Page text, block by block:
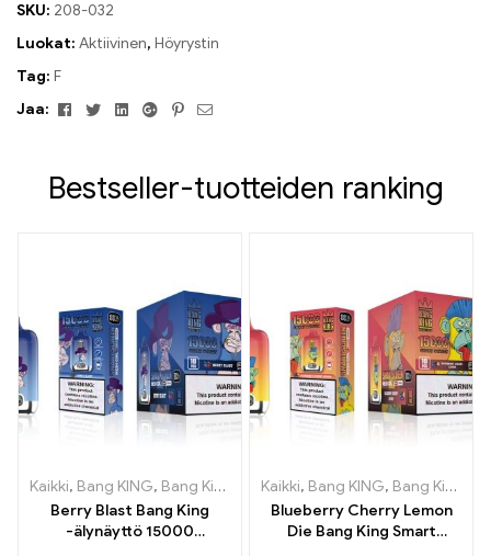
SKU: 208-032
Luokat: Aktiivinen, Höyrystin
Tag: F
Jaa:
FacebookViserrysLinkedinGoogle+Pinterest
Sähköposti
Bestseller-tuotteiden ranking
Kaikki, Bang KING, Bang King Smart Screen 15000 Pullistaa ,
Berry Blast Bang King
-älynäyttö 15000
Kaikki, Bang KING, Bang King Smart Screen 15000 Pullistaa
Blueberry Cherry Lemon
Die Bang King Smart